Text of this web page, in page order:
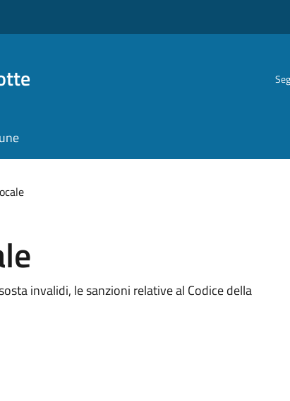
invalidi, le sanzioni relative al Codice della